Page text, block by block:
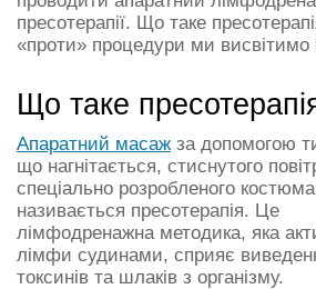
пресотерапії. Що таке
«проти» процедури ми висвітимо
Що таке
Апаратний масаж за допомогою
що нагнітається, стиснутого
спеціально розробленого костюма
називається пресотерапія. Це
лімфодренажна методика, яка
лімфи судинами, сприяє
токсинів та шлаків з організму.